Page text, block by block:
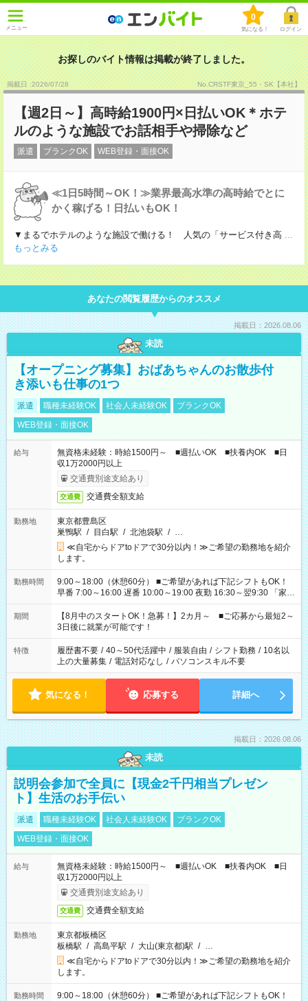
メニュー
0
気になる！ ログイン
お探しのバイト情報は掲載が終了しました。
掲載日 :2026/07/28 No.CRSTF東京_55・SK【本社】
【週2日～】高時給1900円×日払いOK＊ホテ
ルのような施設でお話相手や掃除など
派遣 ブランクOK WEB登録・面接OK
≪1日5時間～OK！≫業界最高水準の高時給でとに
かく稼げる！日払いもOK！
▼まるでホテルのような施設で働ける！ 人気の「サービス付き高 ...
もっとみる
あなたの閲覧履歴からのオススメ
掲載日：2026.08.06
未読
【オープニング募集】おばあちゃんのお散歩付
き添いも仕事の1つ
派遣 職種未経験OK 社会人未経験OK
ブランクOK
WEB登録・面接OK
給与
無資格未経験：時給1500円～ ■週払いOK ■扶養内OK ■日
収1万2000円以上
交通費別途支給あり
交通費 交通費全額支給
勤務地
東京都豊島区
巣鴨駅 / 目白駅 / 北池袋駅 / …
≪自宅からドアtoドアで30分以内！≫ご希望の勤務地を紹介
します。
勤務時間
9:00～18:00（休憩60分） ■ご希望があれば下記シフトもOK！
早番 7:00～16:00 遅番 10:00～19:00 夜勤 16:30～翌9:30 「家族
と休みを合わせたい」 「余裕を持って夕飯の準備がしたい」
「できれば残業はしたくない」 など、ご希望を教えてください
ね。 ※Wワーク希望の方へ 今ご覧のお仕事で希望する勤務時間
と、もう1つのお仕事の勤務時間。 合計で週40時間を超える場
合は応募できません。
期間
【8月中のスタートOK！急募！】2カ月～ ■ご応募から最短2～
3日後に就業が可能です！
特徴 履歴書不要 / 40～50代活躍中 / 服装自由 / シフト勤務 / 10名以
上の大量募集 / 電話対応なし / パソコンスキル不要
気になる！ 応募する 詳細へ
掲載日：2026.08.06
未読
説明会参加で全員に【現金2千円相当プレゼン
ト】生活のお手伝い
派遣 職種未経験OK 社会人未経験OK
ブランクOK
WEB登録・面接OK
給与
無資格未経験：時給1500円～ ■週払いOK ■扶養内OK ■日
収1万2000円以上
交通費別途支給あり
交通費 交通費全額支給
勤務地
東京都板橋区
板橋駅 / 高島平駅 / 大山(東京都)駅 / …
≪自宅からドアtoドアで30分以内！≫ご希望の勤務地を紹介
します。
勤務時間
9:00～18:00（休憩60分） ■ご希望があれば下記シフトもOK！